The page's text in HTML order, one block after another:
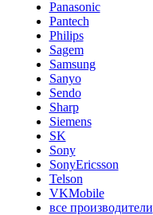
Panasonic
Pantech
Philips
Sagem
Samsung
Sanyo
Sendo
Sharp
Siemens
SK
Sony
SonyEricsson
Telson
VKMobile
все производители